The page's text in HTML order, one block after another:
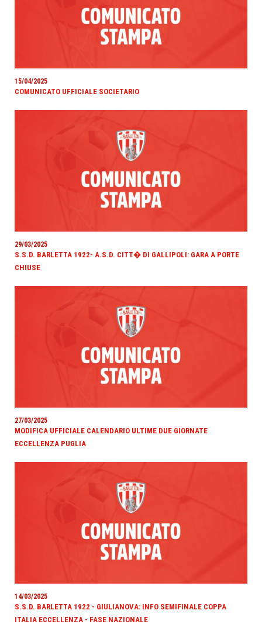
15/04/2025
COMUNICATO UFFICIALE SOCIETARIO
29/03/2025
S.S.D. BARLETTA 1922- A.S.D. CITT� DI GALLIPOLI: GARA A PORTE
CHIUSE
27/03/2025
MODIFICA UFFICIALE CALENDARIO ULTIME DUE GIORNATE
ECCELLENZA PUGLIA
14/03/2025
S.S.D. BARLETTA 1922 - GIULIANOVA: INFO SEMIFINALE COPPA
ITALIA ECCELLENZA - FASE NAZIONALE